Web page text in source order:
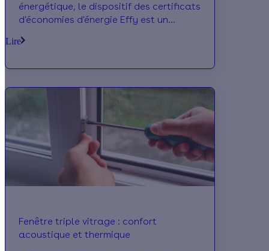
énergétique, le dispositif des certificats
d'économies d'énergie Effy est un
mécanisme encourage à entreprendre
économies d'énergie.
Lire
Fenêtre triple vitrage : confort
acoustique et thermique